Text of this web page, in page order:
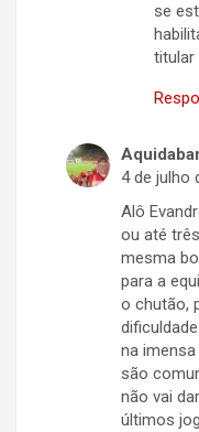
se
titular
4 de julho
Alô
ou até
mesma
para a
o chutão,
na
são
não vai
últimos